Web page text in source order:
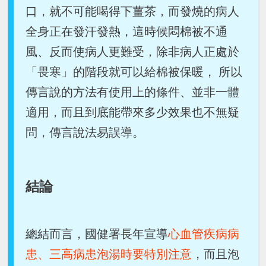
口，就不可能喝得下薑茶，而發燒的病人
全身正在發汗發熱，這時候悶棉被不通
風、反而使病人更難受，除非病人正處於
「畏寒」的階段就可以給棉被保暖， 所以
傳言說的方法有使用上的條件、並非一體
適用，而且到底能帶來多少效果也不無疑
問，傳言說法易誤導。
結論
總結而言，國健署長年宣導心血管疾病病
患、三高病患泡湯時要特別注意 ，而且泡